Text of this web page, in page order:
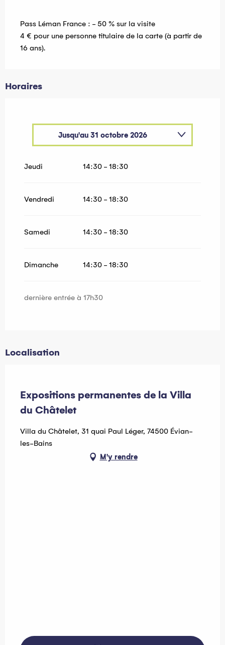
Pass Léman France : - 50 % sur la visite
4 € pour une personne titulaire de la carte (à partir de
16 ans).
Horaires
Jusqu'au31 octobre 2026
Jeudi 14:30 - 18:30
Vendredi 14:30 - 18:30
Samedi 14:30 - 18:30
Dimanche 14:30 - 18:30
dernière entrée à 17h30
Localisation
Expositions permanentes de la Villa
du Châtelet
Villa du Châtelet, 31 quai Paul Léger, 74500 Évian-
les-Bains
M'y rendre